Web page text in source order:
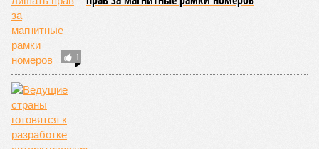
ответа дольщики ЖК «Станция Л».
Украинскому
кандидату в
конгресс США
запретили
приходить на пляж
после драки
Попытки Запада